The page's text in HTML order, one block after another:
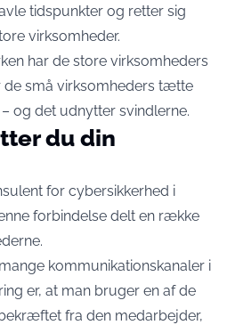
tidspunkter og retter sig
virksomheder.
har de store virksomheders
små virksomheders tætte
og det udnytter svindlerne.
du din
for cybersikkerhed i
forbindelse delt en række
kommunikationskanaler i
er, at man bruger en af de
fra den medarbejder,